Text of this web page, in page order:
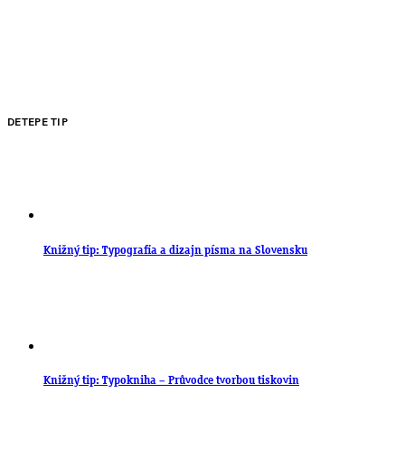
DETEPE TIP
Knižný tip: Typografia a dizajn písma na Slovensku
Knižný tip: Typokniha – Průvodce tvorbou tiskovin